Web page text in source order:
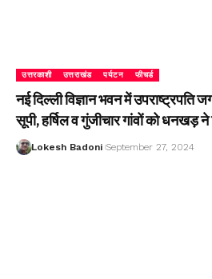
उत्तरकाशी उत्तराखंड पर्यटन फीचर्ड
नई दिल्ली विज्ञान भवन में
सूपी, हर्षिल व गुंजीचार गांवों को धनखड़
Lokesh Badoni September 27, 2024